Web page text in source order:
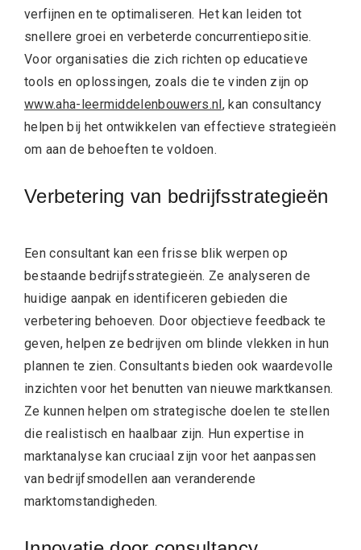
verfijnen en te optimaliseren. Het kan leiden tot
snellere groei en verbeterde concurrentiepositie.
Voor organisaties die zich richten op educatieve
tools en oplossingen, zoals die te vinden zijn op
www.aha-leermiddelenbouwers.nl, kan consultancy
helpen bij het ontwikkelen van effectieve strategieën
om aan de behoeften te voldoen.
Verbetering van bedrijfsstrategieën
Een consultant kan een frisse blik werpen op
bestaande bedrijfsstrategieën. Ze analyseren de
huidige aanpak en identificeren gebieden die
verbetering behoeven. Door objectieve feedback te
geven, helpen ze bedrijven om blinde vlekken in hun
plannen te zien. Consultants bieden ook waardevolle
inzichten voor het benutten van nieuwe marktkansen.
Ze kunnen helpen om strategische doelen te stellen
die realistisch en haalbaar zijn. Hun expertise in
marktanalyse kan cruciaal zijn voor het aanpassen
van bedrijfsmodellen aan veranderende
marktomstandigheden.